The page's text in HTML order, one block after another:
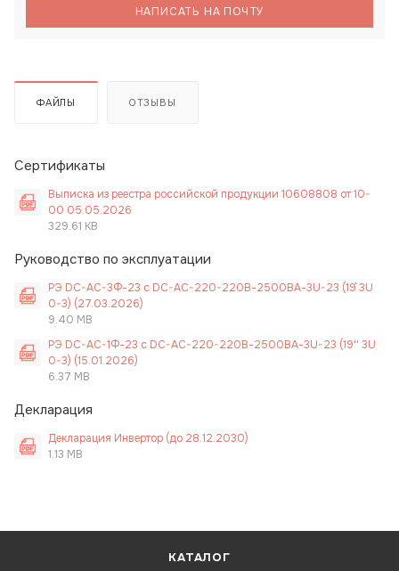
НАПИСАТЬ НА ПОЧТУ
ФАЙЛЫ ОТЗЫВЫ
Сертификаты
Выписка из реестра российской продукции 10608808 от 10-
00 05.05.2026
329.61 KB
Руководство по эксплуатации
РЭ DC-AC-3Ф-23 с DC-AC-220-220В-2500ВА-3U-23 (19`` 3U
0-3) (27.03.2026)
9.40 MB
РЭ DC-AC-1Ф-23 с DC-AC-220-220В-2500ВА-3U-23 (19'' 3U
0-3) (15.01.2026)
6.37 MB
Декларация
Декларация Инвертор (до 28.12.2030)
1.13 MB
КАТАЛОГ